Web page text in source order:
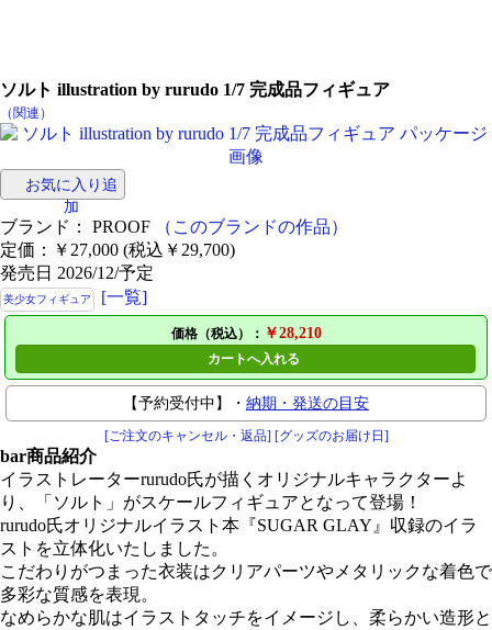
ソルト illustration by rurudo 1/7 完成品フィギュア
（関連）
お気に入り追
加
ブランド： PROOF
（このブランドの作品）
定価：￥27,000 (税込￥29,700)
発売日 2026/12/予定
美少女フィギュア [一覧]
価格（税込）： ￥28,210
カートへ入れる
【予約受付中】・ 納期・発送の目安
[ご注文のキャンセル・返品] [グッズのお届け日]
bar商品紹介
イラストレーターrurudo氏が描くオリジナルキャラクターよ
り、「ソルト」がスケールフィギュアとなって登場！
rurudo氏オリジナルイラスト本『SUGAR GLAY』収録のイラ
ストを立体化いたしました。
こだわりがつまった衣装はクリアパーツやメタリックな着色で
多彩な質感を表現。
なめらかな肌はイラストタッチをイメージし、柔らかい造形と